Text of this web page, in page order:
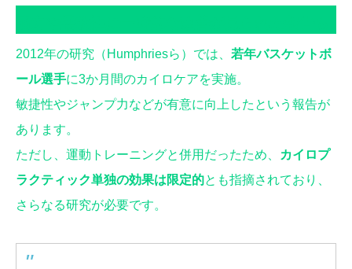
2012年の研究（Humphriesら）では、 若年バスケットボ
ール選手に3か月間のカイロケアを実施。
敏捷性やジャンプ力などが有意に向上したという報告が
あります。
ただし、運動トレーニングと併用だったため、
カイロプ
ラクティック単独の効果は限定的とも指摘されており、
さらなる研究が必要です。